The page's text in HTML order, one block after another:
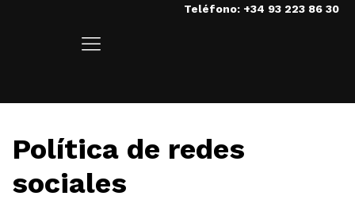
Teléfono: +34 93 223 86 30
POLÍTICA DE REDES SOCIALES
Política de redes
sociales